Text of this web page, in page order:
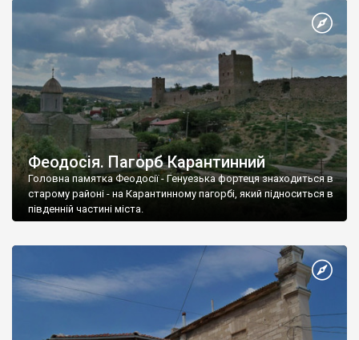
Феодосія. Пагорб Карантинний
Головна памятка Феодосії - Генуезька фортеця знаходиться в
старому районі - на Карантинному пагорбі, який підноситься в
південній частині міста.